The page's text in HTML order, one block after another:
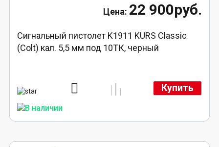
22 900руб.
Сигнальный пистолет K1911 KURS Classic
(Colt) кал. 5,5 мм под 10ТК, черный
Купить